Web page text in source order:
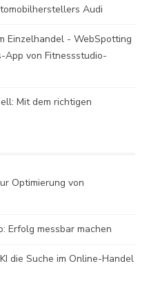
Audi
Einzelhandel - WebSpotting
von Fitnessstudio-
Mit dem richtigen
Optimierung von
Erfolg messbar machen
die Suche im Online-Handel